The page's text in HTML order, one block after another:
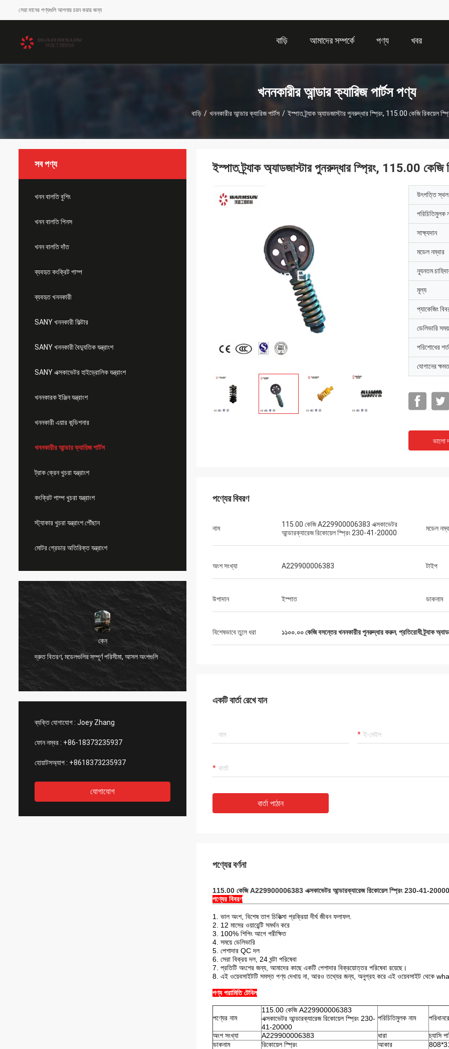
সেরা মানের পণ্যগুলি আপনার চয়ন করার জন্য
বাড়ি আমাদের সম্পর্কে পণ্য খবর
খননকারীর আন্ডার ক্যারিজ পার্টস পণ্য
বাড়ি / খননকারীর আন্ডার ক্যারিজ পার্টস / ইস্পাত ট্র্যাক অ্যাডজাস্টার পুনরুদ্ধার স্প্রিং, 115.00 কেজি রিকয়েল
সব পণ্য
খনন বালতি বুশিং
খনন বালতি পিনস
খনন বালতি দাঁত
ব্যবহৃত কংক্রিট পাম্প
ব্যবহৃত খননকারী
SANY খননকারী ফিল্টার
SANY খননকারী বৈদ্যুতিক যন্ত্রাংশ
SANY এক্সকাভেটর হাইড্রোলিক যন্ত্রাংশ
খননকারক ইঞ্জিন যন্ত্রাংশ
খননকারী এয়ার কন্ডিশনার
খননকারীর আন্ডার ক্যারিজ পার্টস
ট্রাক ক্রেন খুচরা যন্ত্রাংশ
কংক্রিট পাম্প খুচরা যন্ত্রাংশ
স্ট্যাকার খুচরা যন্ত্রাংশ পৌঁছান
মোটর গ্রেডার অতিরিক্ত যন্ত্রাংশ
কেন
দ্রুত বিতরণ, মডেলগুলির সম্পূর্ণ পরিসীমা, আসল অংশগুলি
ব্যক্তি যোগাযোগ : Joey Zhang
ফোন নম্বর : +86-18373235937
হোয়াটসঅ্যাপ : +8618373235937
যোগাযোগ
ইস্পাত ট্র্যাক অ্যাডজাস্টার পুনরুদ্ধার স্প্রিং, 115.00 কেজি
উৎপত্তি স্থল
পরিচিতিমুলক
সাক্ষ্যদান
মডেল নম্বার
ন্যূনতম
মূল্য
প্যাকেজিং
ডেলিভারি সময়
পরিশোধের শর্ত
যোগানের
ভালো
পণ্যের বিবরণ
নাম
115.00 কেজি A229900006383 এক্সকাভেটর
আন্ডারক্যারেজ রিকোয়েল স্প্রিং 230-41-20000
মডেল
অংশ সংখ্যা A229900006383 টাইপ
উপাদান ইস্পাত ডাকনাম
বিশেষভাবে তুলে ধরা ১১০০.০০ কেজি বসন্তের খননকারীর পুনরুদ্ধার করুন, প্রতিরোধী ট্র্যাক
একটি বার্তা রেখে যান
বার্তা পাঠান
পণ্যের বর্ণনা
115.00 কেজি A229900006383 এক্সকাভেটর আন্ডারক্যারেজ রিকোয়েল স্প্রিং 230-41-20000
পণ্যের বিবরণ
1. ভাল অংশ, বিশেষ তাপ চিকিত্সা প্রক্রিয়া দীর্ঘ জীবন ফলাফল.
2. 12 মাসের ওয়ারেন্টি সমর্থন করে
3. 100% শিপিং আগে পরীক্ষিত
4. সময়ে ডেলিভারি
5. পেশাদার QC দল
6. সেরা বিক্রয় দল, 24 ঘন্টা পরিষেবা
7. প্রতিটি অংশের জন্য, আমাদের কাছে একটি পেশাদার বিক্রয়োত্তর পরিষেবা রয়েছে।
8. এই ওয়েবসাইটটি সমস্ত পণ্য দেখায় না, আরও তথ্যের জন্য, অনুগ্রহ করে এই ওয়েবসাইট থেকে
পণ্য পরামিতি টেবিল
পণ্যের নাম
115.00 কেজি A229900006383
এক্সকাভেটর আন্ডারক্যারেজ রিকোয়েল স্প্রিং 230-
41-20000
পরিচিতিমুলক নাম
অংশ সংখ্যা A229900006383 ধারা
চ্যাসি
ডাকনাম
রিকোয়েল স্প্রিং আকার